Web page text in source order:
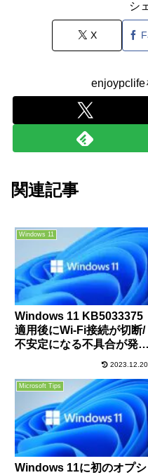
シ
X
enjoypclife
関連記事
Windows 11
Windows 11 KB5033375
適用後にWi-Fi接続が切断/
不安定になる不具合が発
2023.12.20
Microsoft Tips
Windows 11に初のオプシ